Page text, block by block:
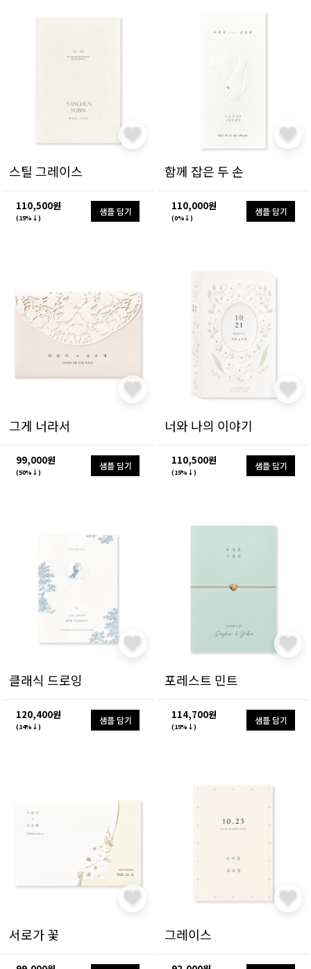
스틸 그레이스
110,500원
(15%↓)
샘플 담기
함께 잡은 두 손
110,000원
(0%↓)
샘플 담기
그게 너라서
99,000원
(50%↓)
샘플 담기
너와 나의 이야기
110,500원
(15%↓)
샘플 담기
클래식 드로잉
120,400원
(14%↓)
샘플 담기
포레스트 민트
114,700원
(15%↓)
샘플 담기
서로가 꽃 그레이스